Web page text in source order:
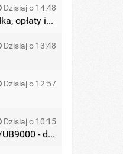
Dzisiaj o 14:48
Sklepy internetowe - wysyłka, opłaty itd.
Dzisiaj o 13:48
Dzisiaj o 12:57
Dzisiaj o 10:15
Panasonic UB420/UB820/UB9000 - dyskusja